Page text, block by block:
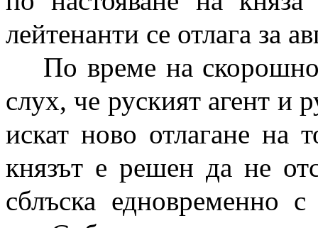
лейтенанти се отлага за
По време на
слух, че руският агент и
искат ново отлагане на
князът е решен да не
сблъска едновременно